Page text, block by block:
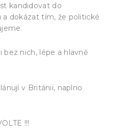
kandidovat do
dokázat tím, že politické
nich, lépe a hlavně
v Británii, naplno
!!!